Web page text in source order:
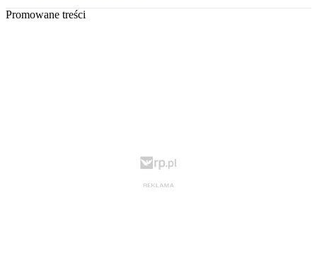
Promowane treści